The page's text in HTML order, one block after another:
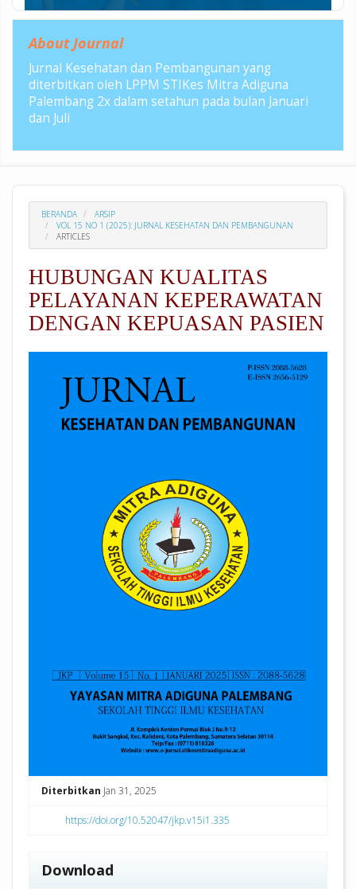
About Journal
Jurnal Kesehatan dan Pembangunan yang
diterbitkan oleh LPPM STIKes Mitra Adiguna
Palembang 2x dalam setahun pada bulan Januari
dan Juli
BERANDA
ARSIP
VOL 15 NO 1 (2025): JURNAL KESEHATAN DAN PEMBANGUNAN
ARTICLES
HUBUNGAN KUALITAS
PELAYANAN KEPERAWATAN
DENGAN KEPUASAN PASIEN
Diterbitkan Jan 31, 2025
https://doi.org/10.52047/jkp.v15i1.335
Download